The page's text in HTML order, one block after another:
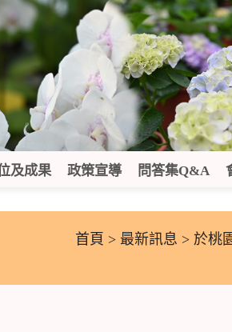
及成果 政策宣導 問答集Q&A
首頁 > 最新訊息 > 於桃